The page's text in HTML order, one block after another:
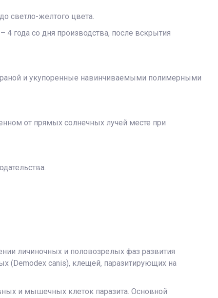
светло-желтого цвета.
4 года со дня производства, после вскрытия
и укупоренные навинчиваемыми полимерными
от прямых солнечных лучей месте при
личиночных и половозрелых фаз развития
(Demodex canis), клещей, паразитирующих на
и мышечных клеток паразита. Основной